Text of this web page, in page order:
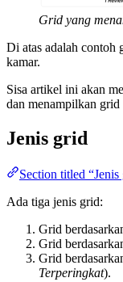
Grid yang
Di atas adalah contoh
kamar.
Sisa artikel ini akan
dan menampilkan grid
Jenis grid
Section titled “Jenis
Ada tiga jenis grid:
Grid
Grid
Grid
Terperingkat).